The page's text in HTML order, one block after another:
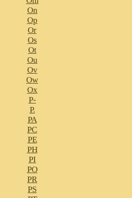
On
Op
Or
Os
Ot
Ou
Ov
Ow
Ox
P-
P.
PA
PC
PE
PH
PI
PO
PR
PS